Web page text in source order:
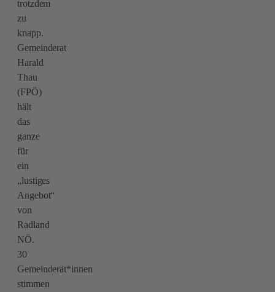
trotzdem
zu
knapp.
Gemeinderat
Harald
Thau
(FPÖ)
hält
das
ganze
für
ein
„lustiges
Angebot“
von
Radland
NÖ.
30
Gemeinderät*innen
stimmen